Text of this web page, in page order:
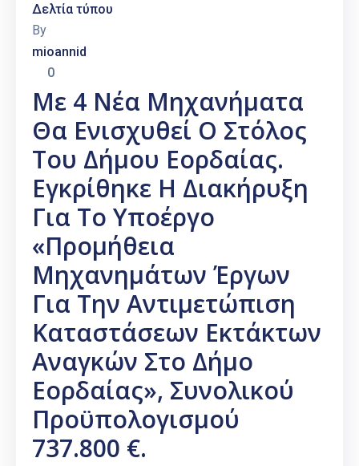
Δελτία τύπου
By
mioannid
0
Με 4 Νέα Μηχανήματα
Θα Ενισχυθεί Ο Στόλος
Του Δήμου Εορδαίας.
Εγκρίθηκε Η Διακήρυξη
Για Το Υποέργο
«Προμήθεια
Μηχανημάτων Έργων
Για Την Αντιμετώπιση
Καταστάσεων Εκτάκτων
Αναγκών Στο Δήμο
Εορδαίας», Συνολικού
Προϋπολογισμού
737.800 €.